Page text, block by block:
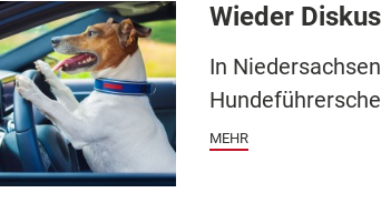
Wieder
In
MEHR